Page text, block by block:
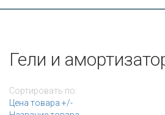
Гели и
Сортировать по:
Цена товара +/-